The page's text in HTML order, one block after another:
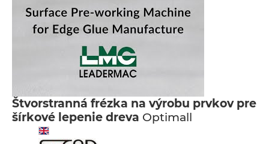
Štvorstranná frézka na výrobu prvkov pre
šírkové lepenie dreva Optimall